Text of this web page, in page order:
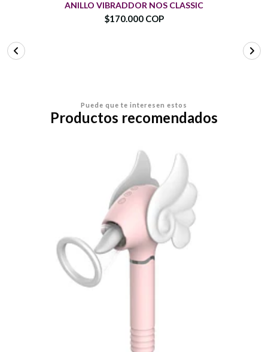
ANILLO VIBRADDOR NOS CLASSIC
$170.000 COP
Puede que te interesen estos
Productos recomendados